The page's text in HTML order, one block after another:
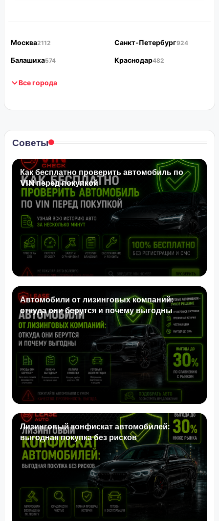
Москва2112 Санкт-Петербург924
Балашиха574 Краснодар482
Все города
Советы
Как бесплатно проверить автомобиль по
VIN перед покупкой
Автомобили от лизинговых компаний:
откуда они берутся и почему выгодны
Лизинговый конфискат автомобилей:
выгодная покупка без рисков